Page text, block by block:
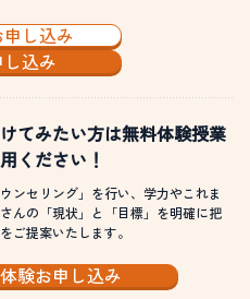
し込み
込み
てみたい方は無料体験授業
ください！
ンセリング」を行い、学力やこれま
んの「現状」と「目標」を明確に把
ご提案いたします。
験お申し込み